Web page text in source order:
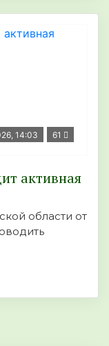
14:03 61
активная
области от